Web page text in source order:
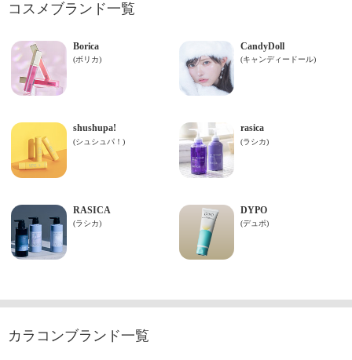
コスメブランド一覧
カラコンブランド一覧